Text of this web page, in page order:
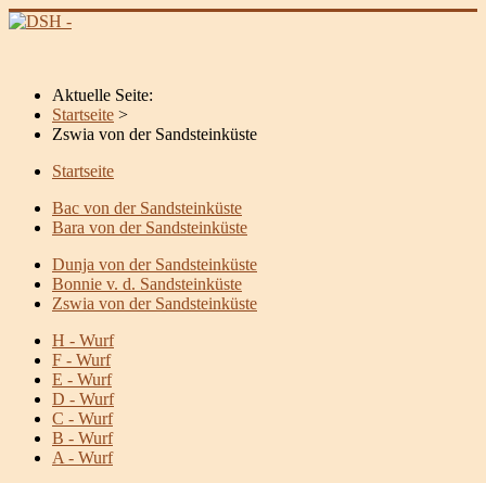
Aktuelle Seite:
Startseite >
Zswia von der Sandsteinküste
Startseite
Bac von der Sandsteinküste
Bara von der Sandsteinküste
Dunja von der Sandsteinküste
Bonnie v. d. Sandsteinküste
Zswia von der Sandsteinküste
H - Wurf
F - Wurf
E - Wurf
D - Wurf
C - Wurf
B - Wurf
A - Wurf